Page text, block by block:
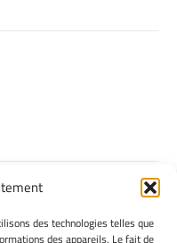
des technologies telles que
des appareils. Le fait de